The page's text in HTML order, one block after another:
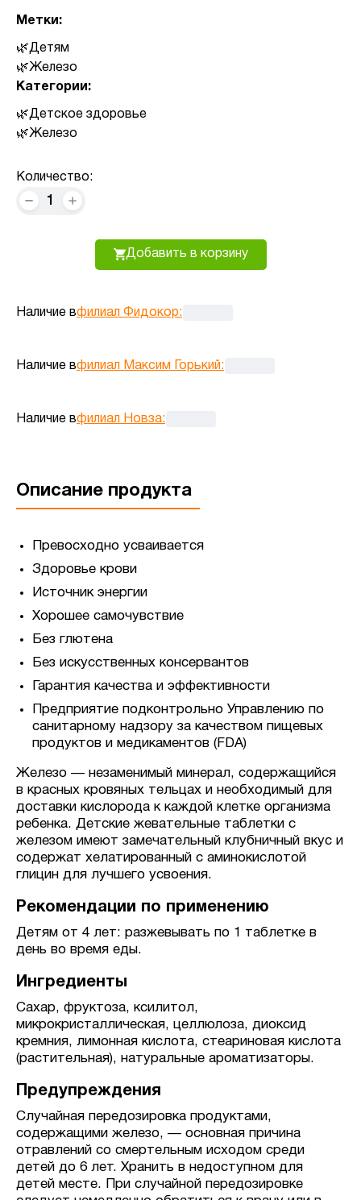
Метки:
Детям
Железо
Категории:
Детское здоровье
Железо
Количество:
1
Добавить в корзину
Наличие вфилиал Фидокор:
Наличие вфилиал Максим Горький:
Наличие вфилиал Новза:
Описание продукта
Превосходно усваивается
Здоровье крови
Источник энергии
Хорошее самочувствие
Без глютена
Без искусственных консервантов
Гарантия качества и эффективности
Предприятие подконтрольно Управлению по
санитарному надзору за качеством пищевых
продуктов и медикаментов (FDA)
Железо — незаменимый минерал, содержащийся
в красных кровяных тельцах и необходимый для
доставки кислорода к каждой клетке организма
ребенка. Детские жевательные таблетки с
железом имеют замечательный клубничный вкус и
содержат хелатированный с аминокислотой
глицин для лучшего усвоения.
Рекомендации по применению
Детям от 4 лет: разжевывать по 1 таблетке в
день во время еды.
Ингредиенты
Сахар, фруктоза, ксилитол,
микрокристаллическая, целлюлоза, диоксид
кремния, лимонная кислота, стеариновая кислота
(растительная), натуральные ароматизаторы.
Предупреждения
Случайная передозировка продуктами,
содержащими железо, — основная причина
отравлений со смертельным исходом среди
детей до 6 лет. Хранить в недоступном для
детей месте. При случайной передозировке